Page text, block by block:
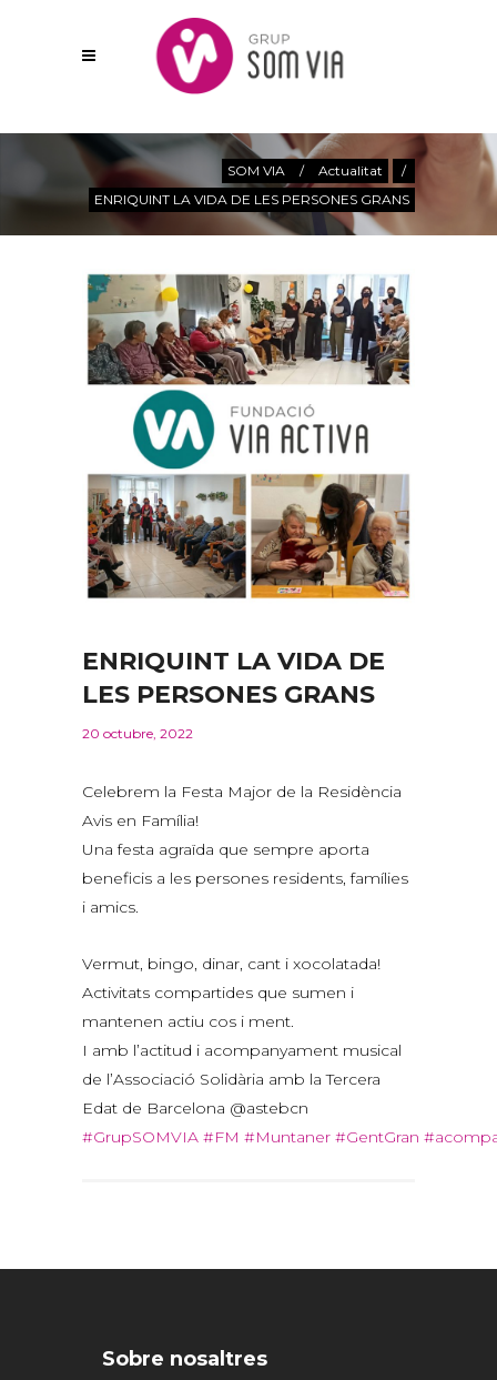
SOM VIA / Actualitat
/
ENRIQUINT LA VIDA DE LES PERSONES GRANS
Actualitat
ENRIQUINT LA VIDA DE
LES PERSONES GRANS
20 octubre, 2022
Celebrem la Festa Major de la Residència
Avis en Família!
Una festa agraïda que sempre aporta
beneficis a les persones residents, famílies
i amics.
Vermut, bingo, dinar, cant i xocolatada!
Activitats compartides que sumen i
mantenen actiu cos i ment.
I amb l’actitud i acompanyament musical
de l’Associació Solidària amb la Tercera
Edat de Barcelona @astebcn
#GrupSOMVIA #FM #Muntaner #GentGran
Sobre nosaltres